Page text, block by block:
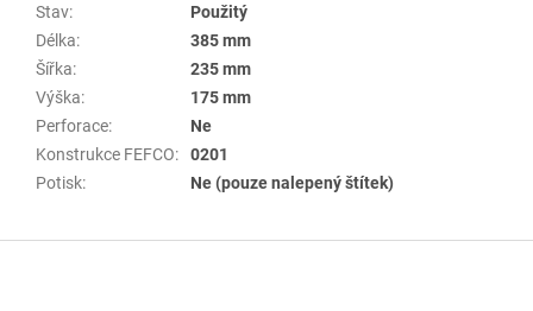
Stav:
Použitý
Délka:
385 mm
Šířka:
235 mm
Výška:
175 mm
Perforace:
Ne
Konstrukce FEFCO:
0201
Potisk: Ne (pouze nalepený štítek)
Z